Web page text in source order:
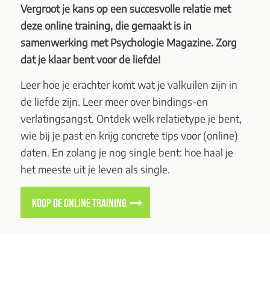
Vergroot je kans op een succesvolle relatie met
deze online training, die gemaakt is in
samenwerking met Psychologie Magazine. Zorg
dat je klaar bent voor de liefde!
Leer hoe je erachter komt wat je valkuilen zijn in
de liefde zijn. Leer meer over bindings-en
verlatingsangst. Ontdek welk relatietype je bent,
wie bij je past en krijg concrete tips voor (online)
daten. En zolang je nog single bent: hoe haal je
het meeste uit je leven als single.
KOOP DE ONLINE TRAINING